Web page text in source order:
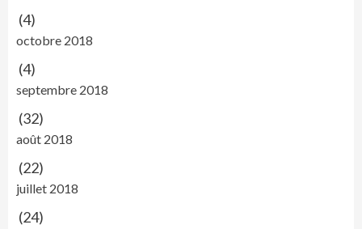
(4)
octobre 2018
(4)
septembre 2018
(32)
août 2018
(22)
juillet 2018
(24)